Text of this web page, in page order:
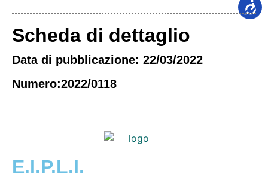
Scheda di dettaglio
Data di pubblicazione: 22/03/2022
Numero:2022/0118
E.I.P.L.I.